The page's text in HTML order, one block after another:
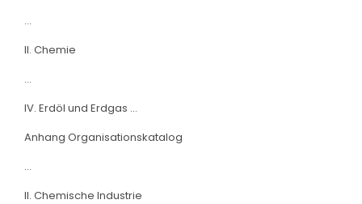
...
II. Chemie
...
IV. Erdöl und Erdgas ...
Anhang Organisationskatalog
...
II. Chemische Industrie